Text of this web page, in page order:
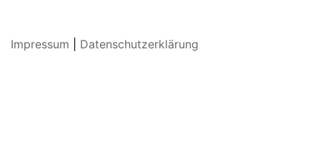
Impressum Datenschutzerklärung